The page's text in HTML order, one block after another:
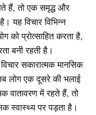
हैं, तो एक समृद्ध और
यह विचार विभिन्न
को प्रोत्साहित करता है,
बनी रहती है।
सकारात्मक मानसिक
लोग एक दूसरे की भलाई
वातावरण में रहते हैं, तो
स्वास्थ्य पर पड़ता है।